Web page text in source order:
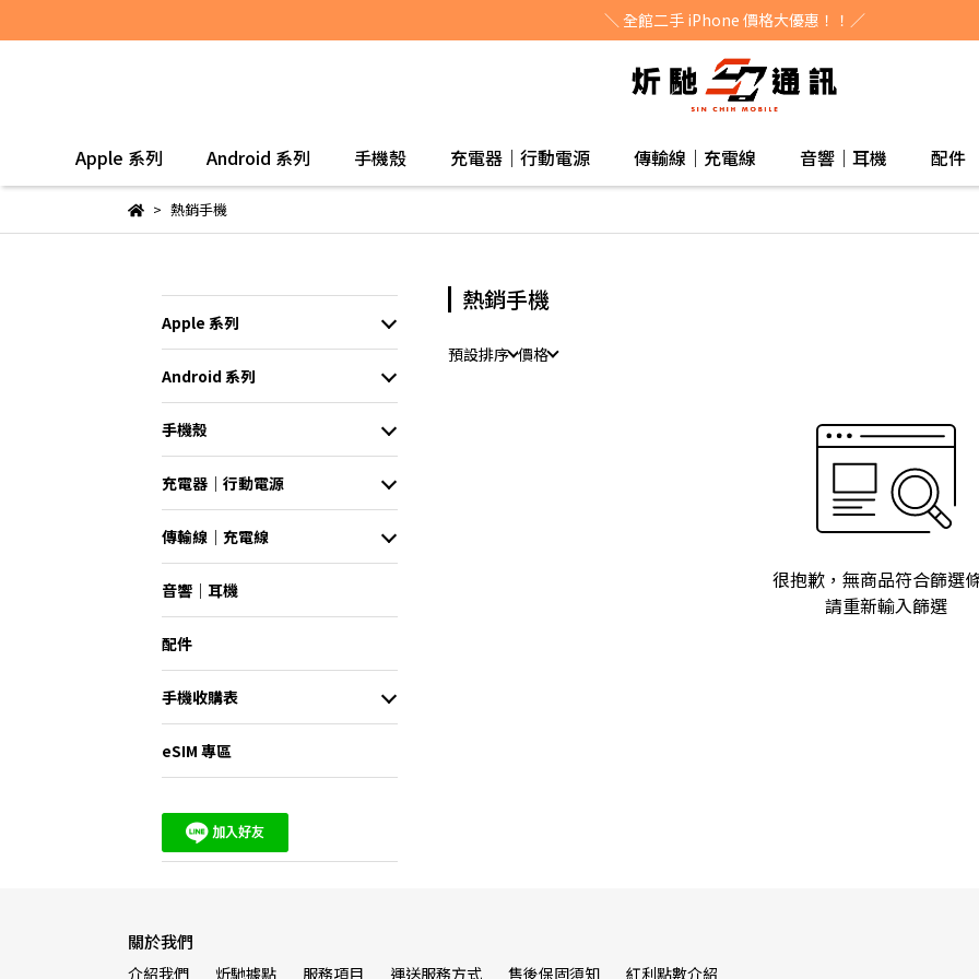
＼ 全館二手 iPhone 價格大優惠！！／
Apple 系列 Android 系列 手機殼 充電器｜行動電源 傳輸線｜充電線 音響｜耳機 配件
熱銷手機
Apple 系列
Android 系列
手機殼
充電器｜行動電源
傳輸線｜充電線
音響｜耳機
配件
手機收購表
eSIM 專區
熱銷手機
預設排序 價格
很抱歉，無商品符合篩選
請重新輸入篩選
關於我們
介紹我們 炘馳據點 服務項目 運送服務方式 售後保固須知 紅利點數介紹